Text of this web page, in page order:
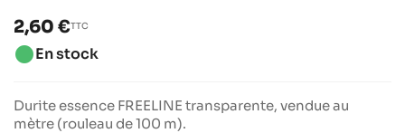
2,60 €TTC
brightness_1En stock
Durite essence FREELINE transparente, vendue au
mètre (rouleau de 100 m).